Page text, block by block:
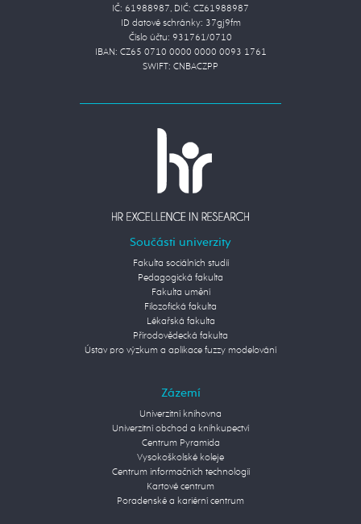
IČ: 61988987, DIČ: CZ61988987
ID datové schránky: 37gj9fm
Číslo účtu: 931761/0710
IBAN: CZ65 0710 0000 0000 0093 1761
SWIFT: CNBACZPP
Součásti univerzity
Fakulta sociálních studií
Pedagogická fakulta
Fakulta umění
Filozofická fakulta
Lékařská fakulta
Přírodovědecká fakulta
Ústav pro výzkum a aplikace fuzzy modelování
Zázemí
Univerzitní knihovna
Univerzitní obchod a knihkupectví
Centrum Pyramida
Vysokoškolské koleje
Centrum informačních technologií
Kartové centrum
Poradenské a kariérní centrum